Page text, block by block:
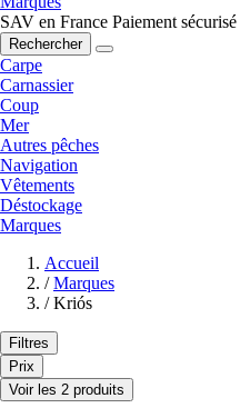
SAV en France Paiement sécurisé
Rechercher
Carpe
Carnassier
Coup
Mer
Autres pêches
Navigation
Vêtements
Déstockage
Marques
Accueil
/ Marques
/ Kriós
Filtres
Prix
Voir les 2 produits